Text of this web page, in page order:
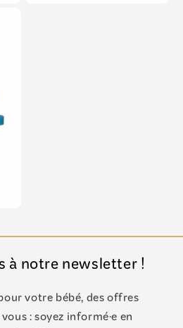
à notre newsletter !
votre bébé, des offres
: soyez informé·e en